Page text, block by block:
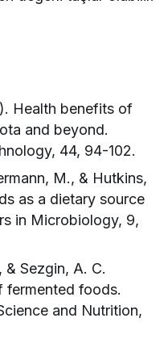
Health benefits of
and beyond.
44, 94-102.
M., & Hutkins,
as a dietary source
in Microbiology, 9,
& Sezgin, A. C.
fermented foods.
and Nutrition,